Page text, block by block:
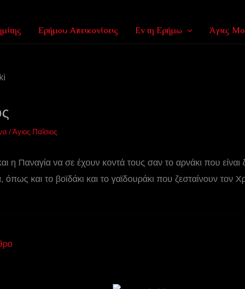
Ερήμου Απεικονίσεις Εν τη Ερήμω Άγιες
/Άγιος Παΐσιος
η Παναγία να σε έχουν κοντά τους σαν το αρνάκι που είναι
όπως και το βοϊδάκι και το γαϊδουράκι που ζεσταίνουν τον